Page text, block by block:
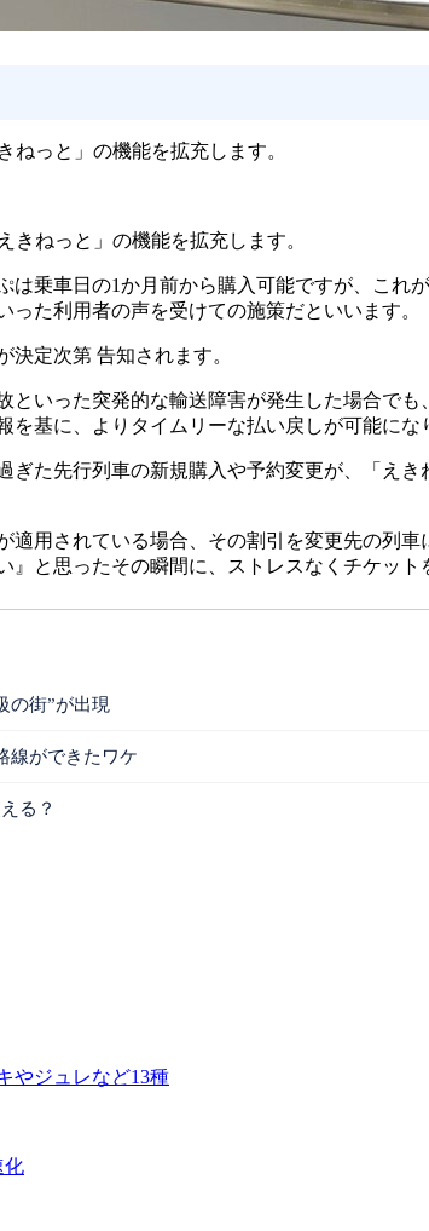
ねっと」の機能を拡充します。
ねっと」の機能を拡充します。
乗車日の1か月前から購入可能ですが、これ
た利用者の声を受けての施策だといいます。
定次第 告知されます。
いった突発的な輸送障害が発生した場合で
基に、よりタイムリーな払い戻しが可能にな
た先行列車の新規購入や予約変更が、「え
用されている場合、その割引を変更先の列
と思ったその瞬間に、ストレスなくチケッ
の街”が出現
線ができたワケ
る？
やジュレなど13種
化